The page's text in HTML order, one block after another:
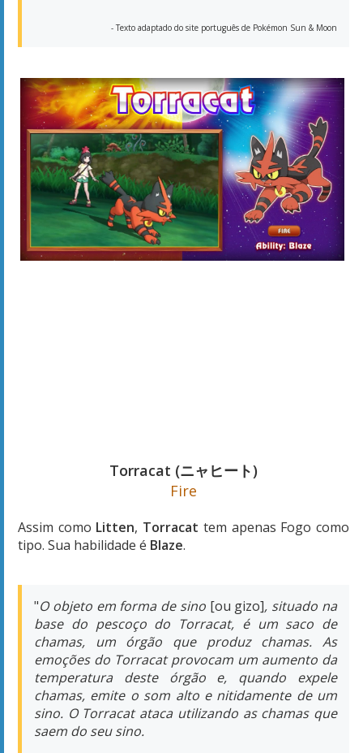
- Texto adaptado do site português de Pokémon Sun & Moon
O objeto em forma de sino [ou gizo]
base do pescoço do Torracat, é um saco de
chamas, um órgão que produz chamas. As
temperatura deste órgão e, quando expele
chamas, emite o som alto e nitidamente de um
A juba do Torracat funciona como um excelente
órgão sensorial, capaz de detectar tudo o que se
passar à sua volta - mesmo na escuridão!
Também consegue detectar a presença de
inimigos escondidos.
O Torracat adora batalhas e ataca tão